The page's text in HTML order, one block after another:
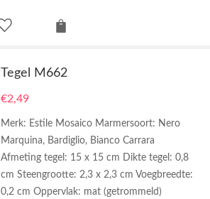
Tegel M662
€2,49
Merk: Estile Mosaico Marmersoort: Nero
Marquina, Bardiglio, Bianco Carrara
Afmeting tegel: 15 x 15 cm Dikte tegel: 0,8
cm Steengrootte: 2,3 x 2,3 cm Voegbreedte:
0,2 cm Oppervlak: mat (getrommeld)